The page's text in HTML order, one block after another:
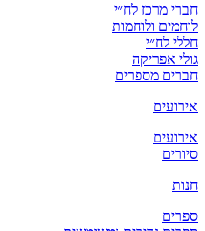
חברי מרכז לח״י
לוחמים ולוחמות
חללי לח״י
גולי אפריקה
חברים מספרים
אירועים
אירועים
סיורים
חנות
ספרים